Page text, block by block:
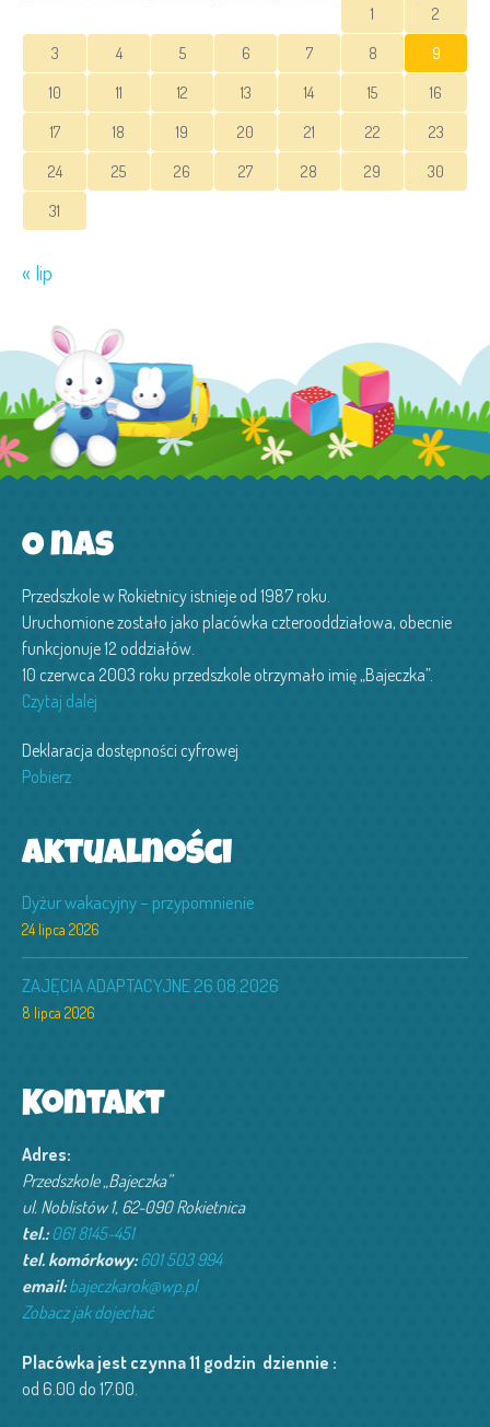
1
2
3
4 5 6 7 8
9
10
11 12 13 14 15
16
17
18 19 20 21 22
23
24
25 26 27 28 29
30
31
« lip
O nas
Przedszkole w Rokietnicy istnieje od 1987 roku.
Uruchomione zostało jako placówka czterooddziałowa, obecnie
funkcjonuje 12 oddziałów.
10 czerwca 2003 roku przedszkole otrzymało imię „Bajeczka”.
Czytaj dalej
Deklaracja dostępności cyfrowej
Pobierz
Aktualności
Dyżur wakacyjny – przypomnienie
24 lipca 2026
ZAJĘCIA ADAPTACYJNE 26.08.2026
8 lipca 2026
Kontakt
Adres:
Przedszkole „Bajeczka”
ul. Noblistów 1, 62-090 Rokietnica
tel.:061 8145-451
tel. komórkowy:601 503 994‬
email:bajeczkarok@wp.pl
Zobacz jak dojechać
Placówka jest czynna 11 godzin dziennie :
od 6.00 do 17.00.